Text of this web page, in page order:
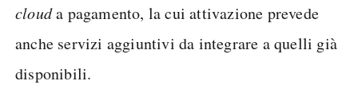
clouda pagamento, la cui attivazione prevede
anche servizi aggiuntivi da integrare a quelli già
disponibili.